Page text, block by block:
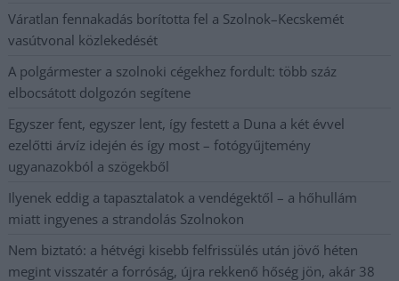
Váratlan fennakadás borította fel a Szolnok–Kecskemét
vasútvonal közlekedését
A polgármester a szolnoki cégekhez fordult: több száz
elbocsátott dolgozón segítene
Egyszer fent, egyszer lent, így festett a Duna a két évvel
ezelőtti árvíz idején és így most – fotógyűjtemény
ugyanazokból a szögekből
Ilyenek eddig a tapasztalatok a vendégektől – a hőhullám
miatt ingyenes a strandolás Szolnokon
Nem biztató: a hétvégi kisebb felfrissülés után jövő héten
megint visszatér a forróság, újra rekkenő hőség jön, akár 38